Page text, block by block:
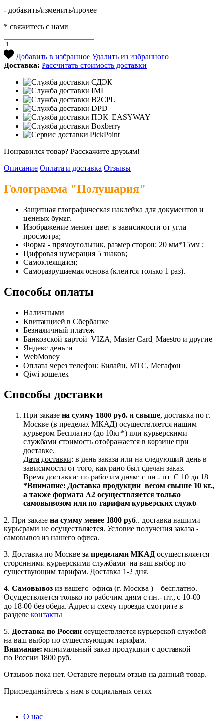
- добавить/изменить/прочее
* свяжитесь с нами
Добавить в избранное Удалить из избранного
Доставка: Рассчитать стоимость доставки
Понравился товар? Расскажите друзьям!
Описание Оплата и доставка Отзывы
Голограмма "Полушария"
Защитная глографическая наклейка для документов и
ценных бумаг.
Изображение меняет цвет в зависимости от угла
просмотра;
Форма - прямоугольник, размер сторон: 20 мм*15мм ;
Цифровая нумерация 5 знаков;
Самоклеящаяся;
Саморазрушаемая основа (клеится только 1 раз).
Способы оплаты
Наличными
Квитанцией в Сбербанке
Безналичный платеж
Банковской картой: VIZA, Master Card, Maestro и другие
Яндекс деньги
WebMoney
Оплата через телефон: Билайн, МТС, Мегафон
Qiwi кошелек
Способы доставки
При заказе на сумму 1800 руб. и свыше, доставка по г.
Москве (в пределах МКАД) осуществляется нашим
курьером Бесплатно (до 10кг*) или курьерскими
службами стоимость отображается в корзине при
доставке.
Дата доставки: в день заказа или на следующий день в
зависимости от того, как рано был сделан заказ.
Время доставки: по рабочим дням: с пн.- пт. С 10 до 18.
*Внимание: Доставка продукции весом свыше 10 кг.,
а также формата А2 осуществляется только
самовывозом или по тарифам курьерских служб.
2. При заказе на сумму менее 1800 руб., доставка нашими
курьерами не осуществляется. Условие получения заказа -
самовывоз из нашего офиса.
3. Доставка по Москве за пределами МКАД осуществляется
сторонними курьерскими службами на ваш выбор по
существующим тарифам. Доставка 1-2 дня.
4. Самовывоз из нашего офиса (г. Москва ) – бесплатно.
Осуществляется только по рабочим дням с пн.- пт., с 10-00
до 18-00 без обеда. Адрес и схему проезда смотрите в
разделе контакты
5. Доставка по России осуществляется курьерской службой
на ваш выбор по существующим тарифам.
Внимание: минимальный заказ продукции с доставкой
по России 1800 руб.
Отзывов пока нет. Оставьте первым отзыв на данный товар.
Присоединяйтесь к нам в социальных сетях
О нас